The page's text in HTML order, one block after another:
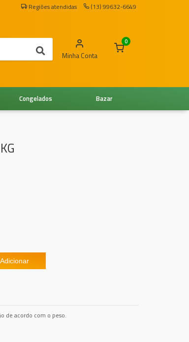
Regiões atendidas (13) 99632-6649
Minha Conta
0
Bazar
Congelados
Adicionar
de acordo com o peso.